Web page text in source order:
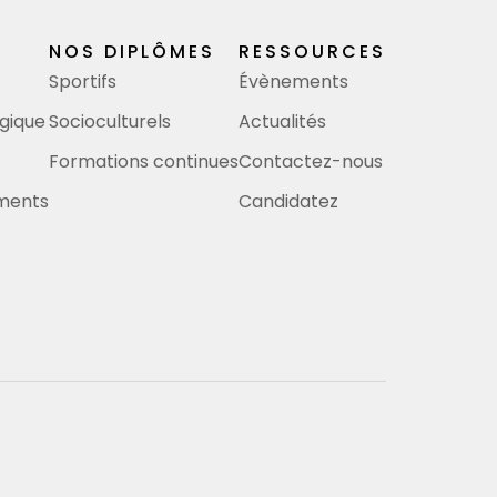
NOS DIPLÔMES
Sportifs
Socioculturels
Formations continues
RESSOURCES
Évènements
Actualités
Contactez-nous
Candidatez